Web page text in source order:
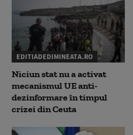
EDITIADEDIMINEATA.RO
Niciun stat nu a activat
mecanismul UE anti-
dezinformare în timpul
crizei din Ceuta